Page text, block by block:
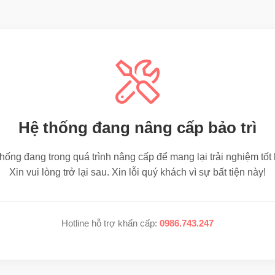
Hệ thống đang nâng cấp bảo trì
đang trong quá trình nâng cấp để mang lại trải nghiệm tốt
Xin vui lòng trở lại sau. Xin lỗi quý khách vì sự bất tiện này!
Hotline hỗ trợ khẩn cấp: 0986.743.247